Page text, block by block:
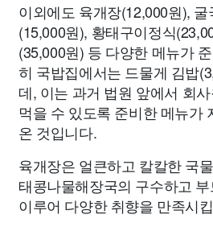
이외에도 육개장(12,000원),
(15,000원), 황태구이정식
(35,000원) 등 다양한 메뉴가
히 국밥집에서는 드물게 김밥
데, 이는 과거 법원 앞에서 회
먹을 수 있도록 준비한 메뉴가
온 것입니다.
육개장은 얼큰하고 칼칼한 국
태콩나물해장국의 구수하고
이루어 다양한 취향을 만족시